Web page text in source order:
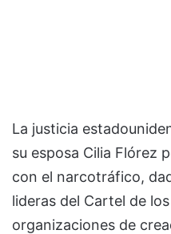
La justicia
su esposa Cilia Flórez
con el narcotráfico,
lideras del Cartel de
organizaciones de